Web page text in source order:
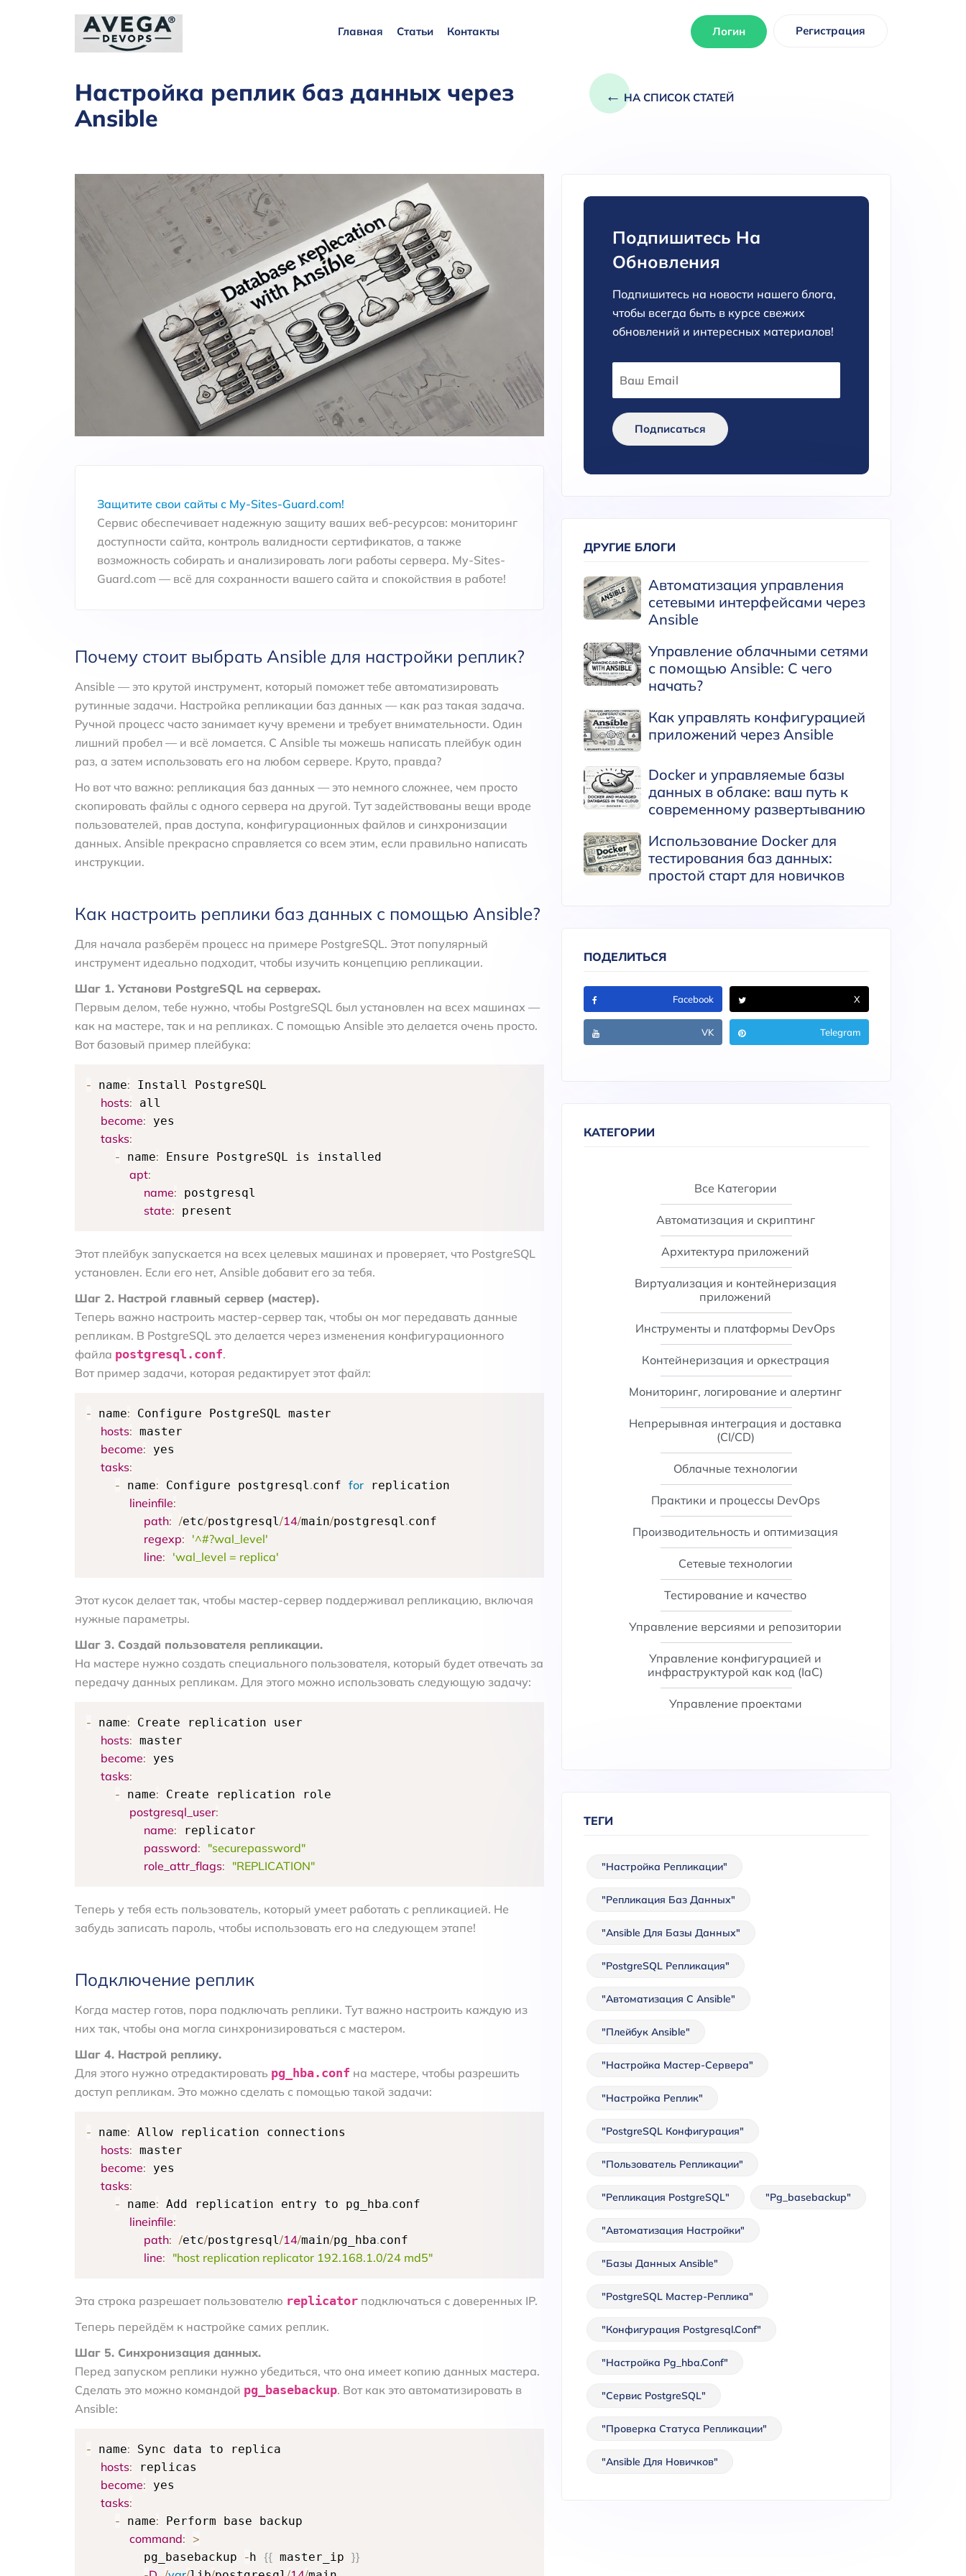
Главная Статьи Контакты Логин Регистрация
Настройка реплик баз данных через
Ansible
← НА СПИСОК СТАТЕЙ
Защитите свои сайты с My-Sites-Guard.com!
Сервис обеспечивает надежную защиту ваших веб-ресурсов: мониторинг
доступности сайта, контроль валидности сертификатов, а также
возможность собирать и анализировать логи работы сервера. My-Sites-
Guard.com — всё для сохранности вашего сайта и спокойствия в работе!
Почему стоит выбрать Ansible для настройки реплик?
Ansible — это крутой инструмент, который поможет тебе автоматизировать
рутинные задачи. Настройка репликации баз данных — как раз такая задача.
Ручной процесс часто занимает кучу времени и требует внимательности. Один
лишний пробел — и всё ломается. С Ansible ты можешь написать плейбук один
раз, а затем использовать его на любом сервере. Круто, правда?
Но вот что важно: репликация баз данных — это немного сложнее, чем просто
скопировать файлы с одного сервера на другой. Тут задействованы вещи вроде
пользователей, прав доступа, конфигурационных файлов и синхронизации
данных. Ansible прекрасно справляется со всем этим, если правильно написать
инструкции.
Как настроить реплики баз данных с помощью Ansible?
Для начала разберём процесс на примере PostgreSQL. Этот популярный
инструмент идеально подходит, чтобы изучить концепцию репликации.
Шаг 1. Установи PostgreSQL на серверах.
Первым делом, тебе нужно, чтобы PostgreSQL был установлен на всех машинах —
как на мастере, так и на репликах. С помощью Ansible это делается очень просто.
Вот базовый пример плейбука:
- name: Install PostgreSQL
hosts: all
become: yes
tasks:
- name: Ensure PostgreSQL is installed
apt:
name: postgresql
state: present
Этот плейбук запускается на всех целевых машинах и проверяет, что PostgreSQL
установлен. Если его нет, Ansible добавит его за тебя.
Шаг 2. Настрой главный сервер (мастер).
Теперь важно настроить мастер-сервер так, чтобы он мог передавать данные
репликам. В PostgreSQL это делается через изменения конфигурационного
файла postgresql.conf.
Вот пример задачи, которая редактирует этот файл:
- name: Configure PostgreSQL master
hosts: master
become: yes
tasks:
- name: Configure postgresql.conf for replication
lineinfile:
path: /etc/postgresql/14/main/postgresql.conf
regexp: '^#?wal_level'
line: 'wal_level = replica'
Этот кусок делает так, чтобы мастер-сервер поддерживал репликацию, включая
нужные параметры.
Шаг 3. Создай пользователя репликации.
На мастере нужно создать специального пользователя, который будет отвечать за
передачу данных репликам. Для этого можно использовать следующую задачу:
- name: Create replication user
hosts: master
become: yes
tasks:
- name: Create replication role
postgresql_user:
name: replicator
password: "securepassword"
role_attr_flags: "REPLICATION"
Теперь у тебя есть пользователь, который умеет работать с репликацией. Не
забудь записать пароль, чтобы использовать его на следующем этапе!
Подключение реплик
Когда мастер готов, пора подключать реплики. Тут важно настроить каждую из
них так, чтобы она могла синхронизироваться с мастером.
Шаг 4. Настрой реплику.
Для этого нужно отредактировать pg_hba.conf на мастере, чтобы разрешить
доступ репликам. Это можно сделать с помощью такой задачи:
- name: Allow replication connections
hosts: master
become: yes
tasks:
- name: Add replication entry to pg_hba.conf
lineinfile:
path: /etc/postgresql/14/main/pg_hba.conf
line: "host replication replicator 192.168.1.0/24 md5"
Эта строка разрешает пользователю replicator подключаться с доверенных IP.
Теперь перейдём к настройке самих реплик.
Шаг 5. Синхронизация данных.
Перед запуском реплики нужно убедиться, что она имеет копию данных мастера.
Сделать это можно командой pg_basebackup. Вот как это автоматизировать в
Ansible:
- name: Sync data to replica
hosts: replicas
become: yes
tasks:
- name: Perform base backup
command: >
        pg_basebackup
- h {{ master_ip }}
Подпишитесь На
Обновления
Подпишитесь на новости нашего блога,
чтобы всегда быть в курсе свежих
обновлений и интересных материалов!
Подписаться
ДРУГИЕ БЛОГИ
Автоматизация управления
сетевыми интерфейсами через
Ansible
Управление облачными сетями
с помощью Ansible: С чего
начать?
Как управлять конфигурацией
приложений через Ansible
Docker и управляемые базы
данных в облаке: ваш путь к
современному развертыванию
Использование Docker для
тестирования баз данных:
простой старт для новичков
ПОДЕЛИТЬСЯ
Facebook X
VK Telegram
КАТЕГОРИИ
Все Категории
Автоматизация и скриптинг
Архитектура приложений
Виртуализация и контейнеризация
приложений
Инструменты и платформы DevOps
Контейнеризация и оркестрация
Мониторинг, логирование и алертинг
Непрерывная интеграция и доставка
(CI/CD)
Облачные технологии
Практики и процессы DevOps
Производительность и оптимизация
Сетевые технологии
Тестирование и качество
Управление версиями и репозитории
Управление конфигурацией и
инфраструктурой как код (IaC)
Управление проектами
ТЕГИ
"Настройка Репликации"
"Репликация Баз Данных"
"Ansible Для Базы Данных"
"PostgreSQL Репликация"
"Автоматизация С Ansible"
"Плейбук Ansible"
"Настройка Мастер-Сервера"
"Настройка Реплик"
"PostgreSQL Конфигурация"
"Пользователь Репликации"
"Репликация PostgreSQL" "pg_basebackup"
"Автоматизация Настройки"
"Базы Данных Ansible"
"PostgreSQL Мастер-Реплика"
"Конфигурация Postgresql.conf"
"Настройка Pg_hba.conf"
"Сервис PostgreSQL"
"Проверка Статуса Репликации"
"Ansible Для Новичков"